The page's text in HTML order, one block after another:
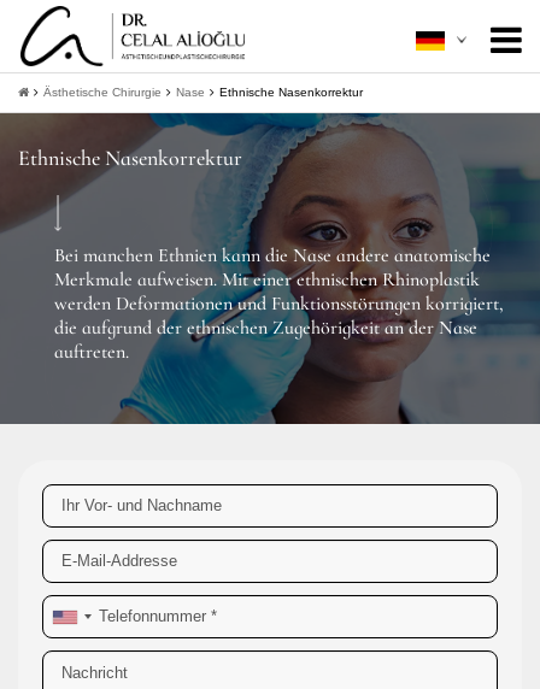
Über mich
Ästhetische Chirurgie
Minimal Invasive
Patientenleitfaden
Kontakt
Informationen bekommen
Ästhetische Chirurgie Nase Ethnische Nasenkorrektur
Ethnische Nasenkorrektur
Bei manchen Ethnien kann die Nase andere anatomische
Merkmale aufweisen. Mit einer ethnischen Rhinoplastik
werden Deformationen und Funktionsstörungen korrigiert,
die aufgrund der ethnischen Zugehörigkeit an der Nase
auftreten.